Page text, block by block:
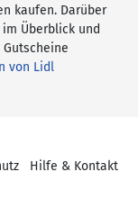
kaufen. Darüber
im Überblick und
von Lidl
Hilfe & Kontakt